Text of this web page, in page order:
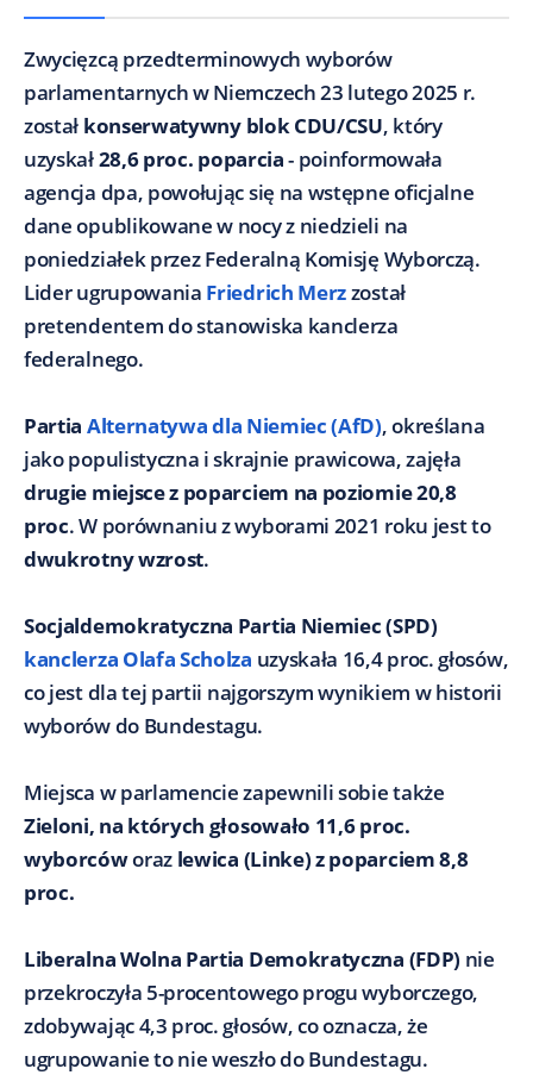
Zwycięzcą przedterminowych wyborów
parlamentarnych w Niemczech 23 lutego 2025 r.
został konserwatywny blok CDU/CSU, który
uzyskał28,6 proc. poparcia- poinformowała
agencja dpa, powołując się na wstępne oficjalne
dane opublikowane w nocy z niedzieli na
poniedziałek przez Federalną Komisję Wyborczą.
Lider ugrupowania Friedrich Merzzostał
pretendentem do stanowiska kanclerza
federalnego.
Partia Alternatywa dla Niemiec (AfD), określana
jako populistyczna i skrajnie prawicowa, zajęła
drugie miejsce z poparciem na poziomie 20,8
proc. W porównaniu z wyborami 2021 roku jest to
dwukrotny wzrost.
Socjaldemokratyczna Partia Niemiec (SPD)
kanclerza Olafa Scholza uzyskała 16,4 proc. głosów,
co jest dla tej partii najgorszym wynikiem w historii
wyborów do Bundestagu.
Miejsca w parlamencie zapewnili sobie także
Zieloni, na których głosowało 11,6 proc.
wyborcóworaz lewica (Linke) z poparciem 8,8
proc.
Liberalna Wolna Partia Demokratyczna (FDP) nie
przekroczyła 5-procentowego progu wyborczego,
zdobywając 4,3 proc. głosów, co oznacza, że
ugrupowanie to nie weszło do Bundestagu.